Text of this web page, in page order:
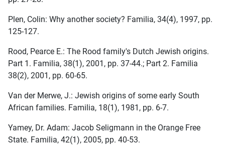
Plen, Colin: Why another society? Familia, 34(4), 1997, pp.
125-127.
Rood, Pearce E.: The Rood family's Dutch Jewish origins.
Part 1. Familia, 38(1), 2001, pp. 37-44.; Part 2. Familia
38(2), 2001, pp. 60-65.
Van der Merwe, J.: Jewish origins of some early South
African families. Familia, 18(1), 1981, pp. 6-7.
Yamey, Dr. Adam: Jacob Seligmann in the Orange Free
State. Familia, 42(1), 2005, pp. 40-53.